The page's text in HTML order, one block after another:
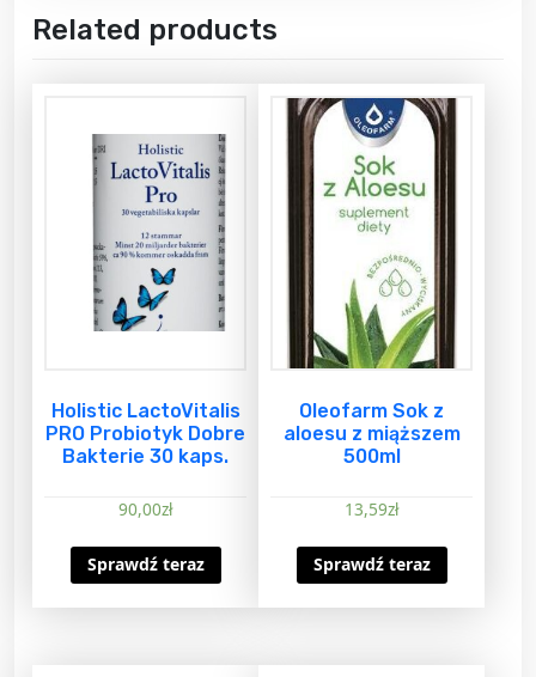
Related products
Holistic LactoVitalis
PRO Probiotyk Dobre
Bakterie 30 kaps.
90,00zł
Sprawdź teraz
Oleofarm Sok z
aloesu z miąższem
500ml
13,59zł
Sprawdź teraz